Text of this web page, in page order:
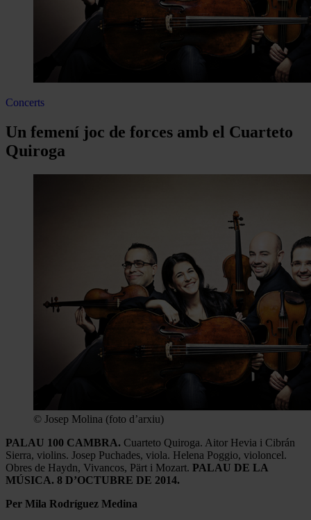
Concerts
Un femení joc de forces amb el Cuarteto
Quiroga
© Josep Molina (foto d’arxiu)
PALAU 100 CAMBRA. Cuarteto Quiroga. Aitor Hevia i Cibrán
Sierra, violins. Josep Puchades, viola. Helena Poggio, violoncel.
Obres de Haydn, Vivancos, Pärt i Mozart. PALAU DE LA
MÚSICA. 8 D’OCTUBRE DE 2014.
Per Mila Rodríguez Medina